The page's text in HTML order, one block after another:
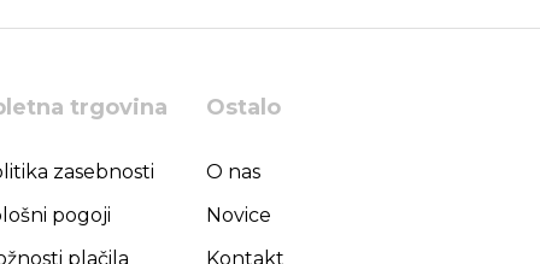
trgovina
zasebnosti
pogoji
plačila
Ostalo
O nas
Novice
Kontakt